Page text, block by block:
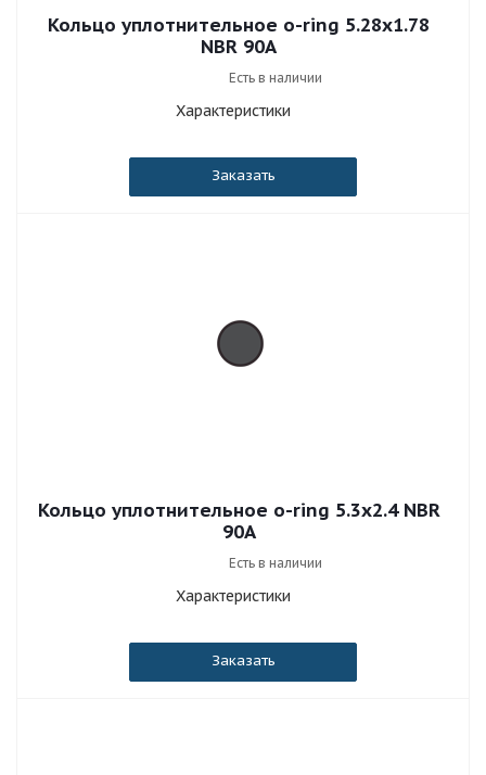
Кольцо уплотнительное o-ring 5.28x1.78
NBR 90A
Есть в наличии
Характеристики
Заказать
Кольцо уплотнительное o-ring 5.3x2.4 NBR
90A
Есть в наличии
Характеристики
Заказать